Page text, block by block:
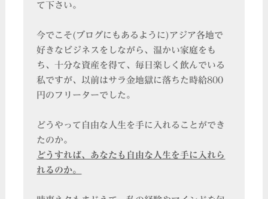
て下さい。
今でこそ(ブログにもあるように)アジア各地で
好きなビジネスをしながら、温かい家庭をも
ち、十分な資産を得て、毎日楽しく飲んでいる
私ですが、以前はサラ金地獄に落ちた時給800
円のフリーターでした。
どうやって自由な人生を手に入れることができ
たのか。
どうすれば、あなたも自由な人生を手に入れら
れるのか。